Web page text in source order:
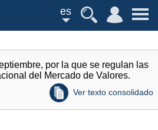
es
por la que se regulan las
del Mercado de Valores.
Ver texto consolidado